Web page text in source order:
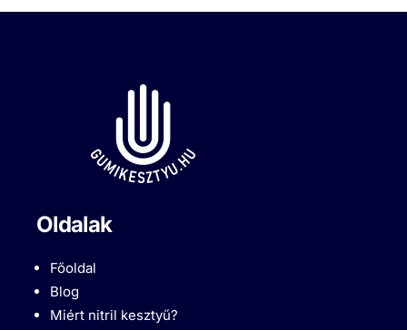
Oldalak
Főoldal
Blog
Miért nitril kesztyű?